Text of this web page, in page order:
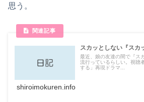
思う。
スカッとしない『スカ
最近、娘の友達の間で『ス
流行っているらしい。視聴
する」再現ドラマ...
shiroimokuren.info